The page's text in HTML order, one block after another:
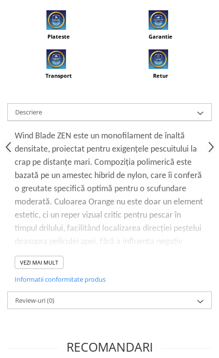
Plateste Garantie
Transport Retur
Descriere
Wind Blade ZEN este un monofilament de înaltă
densitate, proiectat pentru exigențele pescuitului la
crap pe distanțe mari. Compoziția polimerică este
bazată pe un amestec hibrid de nylon, care îi conferă
o greutate specifică optimă pentru o scufundare
moderată. Culoarea Orange nu este doar un element
estetic, ci un reper vizual critic pentru pescar în
timpul drilului, facilitând localizarea direcției peștelui
deasupra peliculei apei, fără a influența negativ
prezentarea submersă datorită spectrului de
absorbție a luminii la adâncimi medii.
Comportament sub sarcină și mediu
Acest fir prezintă o elasticitate controlată (elongație
medie), factor esențial în absorbția șocurilor
senzitivitate, ZEN menține o coeziune moleculară
VEZI MAI MULT
Informatii conformitate produs
Review-uri(0)
RECOMANDARI